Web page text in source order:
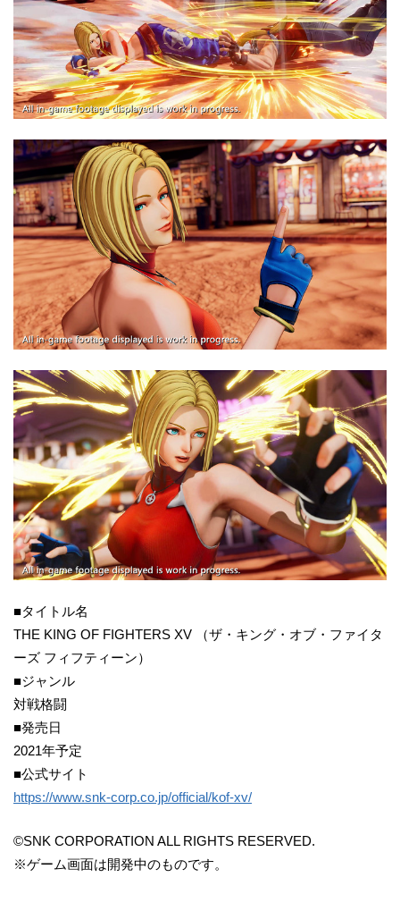
■タイトル名
THE KING OF FIGHTERS XV （ザ・キング・オブ・ファイタ
ーズ フィフティーン）
■ジャンル
対戦格闘
■発売日
2021年予定
■公式サイト
https://www.snk-corp.co.jp/official/kof-xv/
©SNK CORPORATION ALL RIGHTS RESERVED.
※ゲーム画面は開発中のものです。